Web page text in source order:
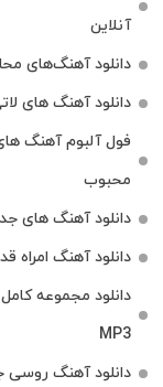
آنلاین
دانلود آهنگ‌های
دانلود آهنگ‌ های
فول آلبوم آهنگ‌
محبوب
دانلود آهنگ های
دانلود آهنگ
دانلود مجموعه
MP3
دانلود آهنگ